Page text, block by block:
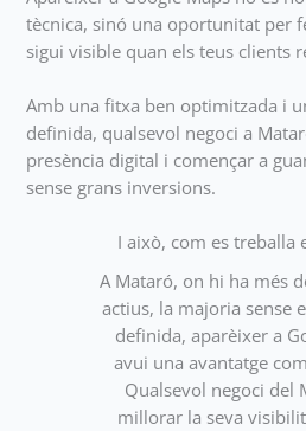
tècnica, sinó una oportunitat per
sigui visible quan els teus clients
Amb una fitxa ben optimitzada i
definida, qualsevol negoci a
presència digital i començar a
sense grans inversions.
I això, com es treballa
A Mataró, on hi ha més
actius, la majoria sense
definida, aparèixer a
avui una avantatge
Qualsevol negoci del
millorar la seva